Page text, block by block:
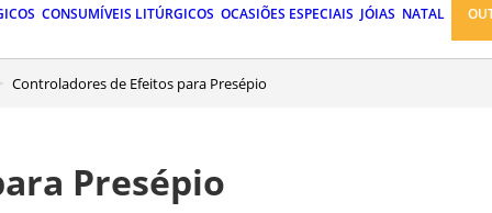
CONSUMÍVEIS LITÚRGICOS OCASIÕES ESPECIAIS JÓIAS NATAL
Controladores de Efeitos para Presépio
Presépio